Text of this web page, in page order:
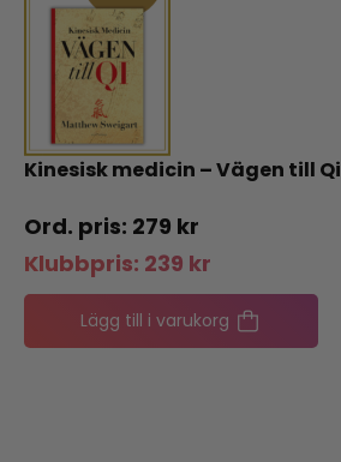
Kinesisk medicin – Vägen till Qi
279 kr
Klubbpris: 239 kr
Lägg till i varukorg